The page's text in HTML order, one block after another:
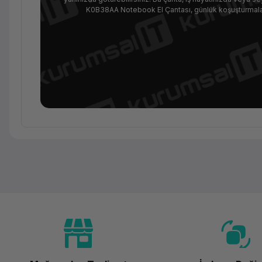
K0B38AA Notebook El Çantası, günlük
Model